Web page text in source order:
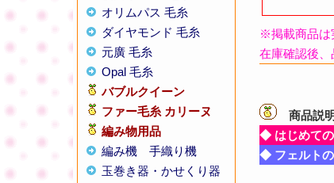
オリムパス 毛糸
ダイヤモンド 毛糸
元廣 毛糸
Opal 毛糸
バブルクイーン
ファー毛糸 カリーヌ
編み物用品
編み機
手織り機
玉巻き器・かせくり器
※掲載商品は
在庫確認後、
商品説明
◆ はじめての
◆ フェルトの